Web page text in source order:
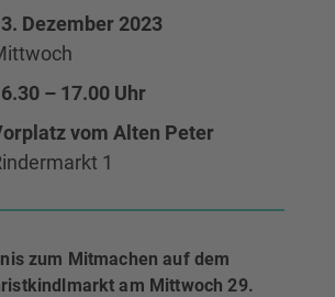
Dezember 2023
– 17.00 Uhr
vom Alten Peter
1
zum Mitmachen auf dem
am Mittwoch 29.